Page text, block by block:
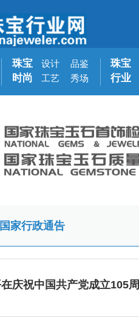
珠宝
时尚
设计
工艺
品鉴
秀场
珠宝
行业
国家行政通告
庆祝中国共产党成立105